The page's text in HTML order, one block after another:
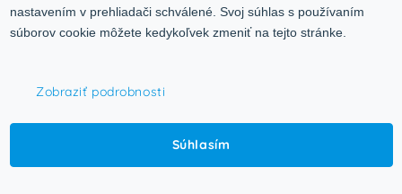
© 2015-2026,INCO - AG, s.r.o.
Upraviť nastavenia Cookies
nastavením v prehliadači schválené. Svoj súhlas s používaním
súborov cookie môžete kedykoľvek zmeniť na tejto stránke.
Zobraziť podrobnosti
Súhlasím